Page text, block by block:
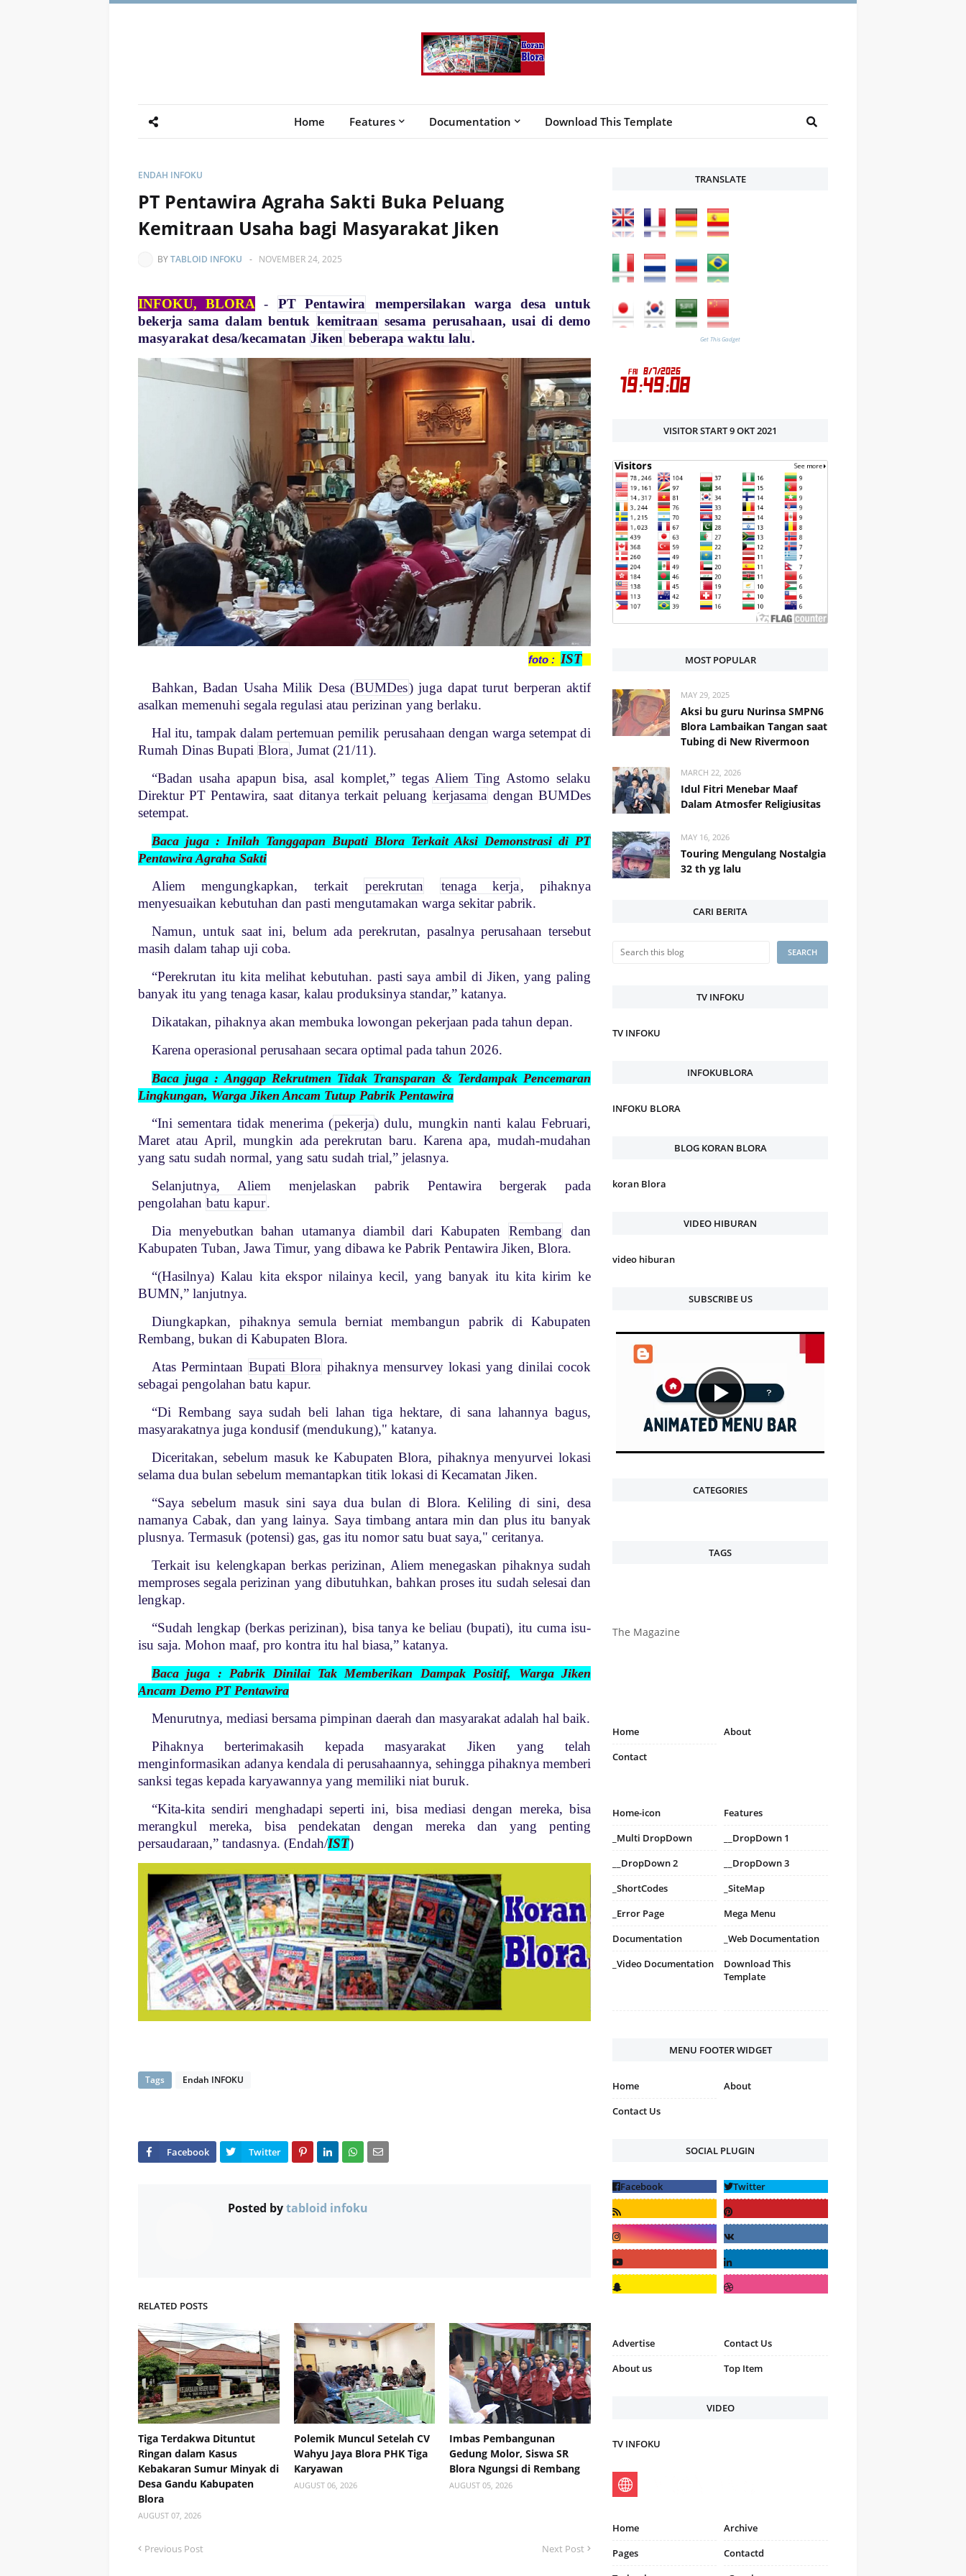
Home Features Documentation Download This Template
ENDAH INFOKU
PT Pentawira Agraha Sakti Buka Peluang
Kemitraan Usaha bagi Masyarakat Jiken
BYTABLOID INFOKU - NOVEMBER 24, 2025
INFOKU, BLORA - PT Pentawira
mempersilakan warga desa untuk
bekerja sama dalam bentuk kemitraan sesama perusahaan, usai di demo
masyarakat desa/kecamatan Jiken beberapa waktu lalu.
foto : IST
Bahkan, Badan Usaha Milik Desa (BUMDes) juga dapat turut berperan aktif
asalkan memenuhi segala regulasi atau perizinan yang berlaku.
Hal itu, tampak dalam pertemuan pemilik perusahaan dengan warga setempat di
Rumah Dinas Bupati Blora, Jumat (21/11).
“Badan usaha apapun bisa, asal komplet,” tegas Aliem Ting Astomo selaku
Direktur PT Pentawira, saat ditanya terkait peluang kerjasama dengan BUMDes
setempat.
Baca juga : Inilah Tanggapan Bupati Blora Terkait Aksi Demonstrasi di PT
Pentawira Agraha Sakti
Aliem mengungkapkan, terkait perekrutan tenaga kerja, pihaknya
menyesuaikan kebutuhan dan pasti mengutamakan warga sekitar pabrik.
Namun, untuk saat ini, belum ada perekrutan, pasalnya perusahaan tersebut
masih dalam tahap uji coba.
“Perekrutan itu kita melihat kebutuhan. pasti saya ambil di Jiken, yang paling
banyak itu yang tenaga kasar, kalau produksinya standar,” katanya.
Dikatakan, pihaknya akan membuka lowongan pekerjaan pada tahun depan.
Karena operasional perusahaan secara optimal pada tahun 2026.
Baca juga : Anggap Rekrutmen Tidak Transparan & Terdampak Pencemaran
Lingkungan, Warga Jiken Ancam Tutup Pabrik Pentawira
“Ini sementara tidak menerima (pekerja) dulu, mungkin nanti kalau Februari,
Maret atau April, mungkin ada perekrutan baru. Karena apa, mudah-mudahan
yang satu sudah normal, yang satu sudah trial,” jelasnya.
Selanjutnya, Aliem menjelaskan pabrik Pentawira bergerak pada
pengolahan batu kapur.
Dia menyebutkan bahan utamanya diambil dari Kabupaten Rembang
dan
Kabupaten Tuban, Jawa Timur, yang dibawa ke Pabrik Pentawira Jiken, Blora.
“(Hasilnya) Kalau kita ekspor nilainya kecil, yang banyak itu kita kirim ke
BUMN,” lanjutnya.
Diungkapkan, pihaknya semula berniat membangun pabrik di Kabupaten
Rembang, bukan di Kabupaten Blora.
Atas Permintaan Bupati Blora pihaknya mensurvey lokasi yang dinilai cocok
sebagai pengolahan batu kapur.
“Di Rembang saya sudah beli lahan tiga hektare, di sana lahannya bagus,
masyarakatnya juga kondusif (mendukung)," katanya.
Diceritakan, sebelum masuk ke Kabupaten Blora, pihaknya menyurvei lokasi
selama dua bulan sebelum memantapkan titik lokasi di Kecamatan Jiken.
“Saya sebelum masuk sini saya dua bulan di Blora. Keliling di sini, desa
namanya Cabak, dan yang lainya. Saya timbang antara min dan plus itu banyak
plusnya. Termasuk (potensi) gas, gas itu nomor satu buat saya," ceritanya.
Terkait isu kelengkapan berkas perizinan, Aliem menegaskan pihaknya sudah
memproses segala perizinan yang dibutuhkan, bahkan proses itu sudah selesai dan
lengkap.
“Sudah lengkap (berkas perizinan), bisa tanya ke beliau (bupati), itu cuma isu-
isu saja. Mohon maaf, pro kontra itu hal biasa,” katanya.
Baca juga : Pabrik Dinilai Tak Memberikan Dampak Positif, Warga Jiken
Ancam Demo PT Pentawira
Menurutnya, mediasi bersama pimpinan daerah dan masyarakat adalah hal baik.
Pihaknya berterimakasih kepada masyarakat Jiken yang telah
menginformasikan adanya kendala di perusahaannya, sehingga pihaknya memberi
sanksi tegas kepada karyawannya yang memiliki niat buruk.
“Kita-kita sendiri menghadapi seperti ini, bisa mediasi dengan mereka, bisa
merangkul mereka, bisa pendekatan dengan mereka dan yang penting
persaudaraan,” tandasnya. (Endah/IST)
Tags Endah INFOKU
Posted bytabloid infoku
RELATED POSTS
Tiga Terdakwa Dituntut
Ringan dalam Kasus
Kebakaran Sumur Minyak di
Desa Gandu Kabupaten
Blora
AUGUST 07, 2026
Polemik Muncul Setelah CV
Wahyu Jaya Blora PHK Tiga
Karyawan
AUGUST 06, 2026
Imbas Pembangunan
Gedung Molor, Siswa SR
Blora Ngungsi di Rembang
AUGUST 05, 2026
Previous Post Next Post
TRANSLATE
Get This Gadget
VISITOR START 9 OKT 2021
MOST POPULAR
MAY 29, 2025
Aksi bu guru Nurinsa SMPN6
Blora Lambaikan Tangan saat
Tubing di New Rivermoon
MARCH 22, 2026
Idul Fitri Menebar Maaf
Dalam Atmosfer Religiusitas
MAY 16, 2026
Touring Mengulang Nostalgia
32 th yg lalu
CARI BERITA
TV INFOKU
TV INFOKU
INFOKUBLORA
INFOKU BLORA
BLOG KORAN BLORA
koran Blora
VIDEO HIBURAN
video hiburan
SUBSCRIBE US
CATEGORIES
TAGS
The Magazine
Home
About
Contact
Home-icon
Features
_Multi DropDown
__DropDown 1
__DropDown 2
__DropDown 3
_ShortCodes
_SiteMap
_Error Page
Mega Menu
Documentation
_Web Documentation
_Video Documentation
Download This
Template
MENU FOOTER WIDGET
Home
About
Contact Us
SOCIAL PLUGIN
Advertise
Contact Us
About us
Top Item
VIDEO
TV INFOKU
Home
Archive
Pages
Contactd